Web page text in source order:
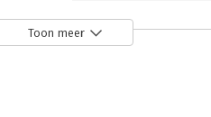
Michel Hoetmer
Toon meer